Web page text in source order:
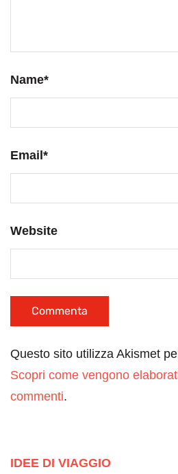
Name*
Email *
Website
Questo sito utilizza Akismet
Scopri come vengono
commenti.
IDEE DI VIAGGIO